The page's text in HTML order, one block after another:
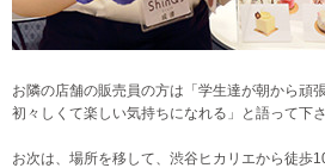
お隣の店舗の販売員の方は「学生達が朝から頑
初々しくて楽しい気持ちになれる」と語って下さ
お次は、場所を移して、渋谷ヒカリエから徒歩